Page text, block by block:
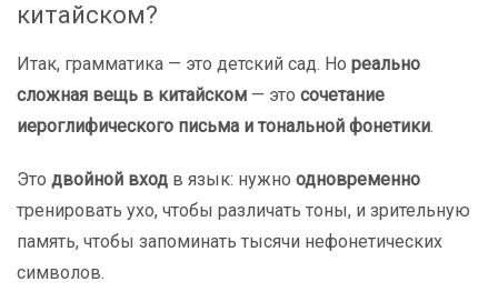
китайском?
Итак, грамматика — это детский сад. Но реально
сложная вещь в китайском — это сочетание
иероглифического письма и тональной фонетики.
Это двойной вход в язык: нужно одновременно
тренировать ухо, чтобы различать тоны, и зрительную
память, чтобы запоминать тысячи нефонетических
символов.